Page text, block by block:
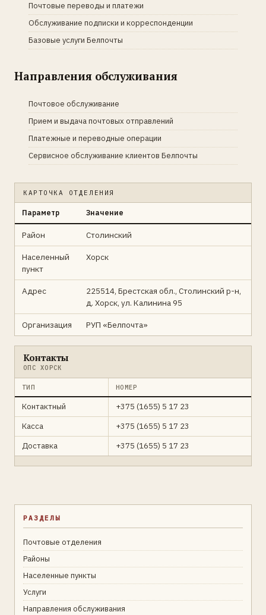
Почтовые переводы и платежи
Обслуживание подписки и корреспонденции
Базовые услуги Белпочты
Направления обслуживания
Почтовое обслуживание
Прием и выдача почтовых отправлений
Платежные и переводные операции
Сервисное обслуживание клиентов Белпочты
КАРТОЧКА ОТДЕЛЕНИЯ
Параметр Значение
Район Столинский
Населенный
пункт
Хорск
Адрес
225514, Брестская обл., Столинский р-н,
д. Хорск, ул. Калинина 95
Организация РУП «Белпочта»
Контакты
ОПС ХОРСК
ТИП НОМЕР
Контактный
+375 (1655) 5 17 23
Касса
+375 (1655) 5 17 23
Доставка
+375 (1655) 5 17 23
РАЗДЕЛЫ
Почтовые отделения
Районы
Населенные пункты
Услуги
Направления обслуживания